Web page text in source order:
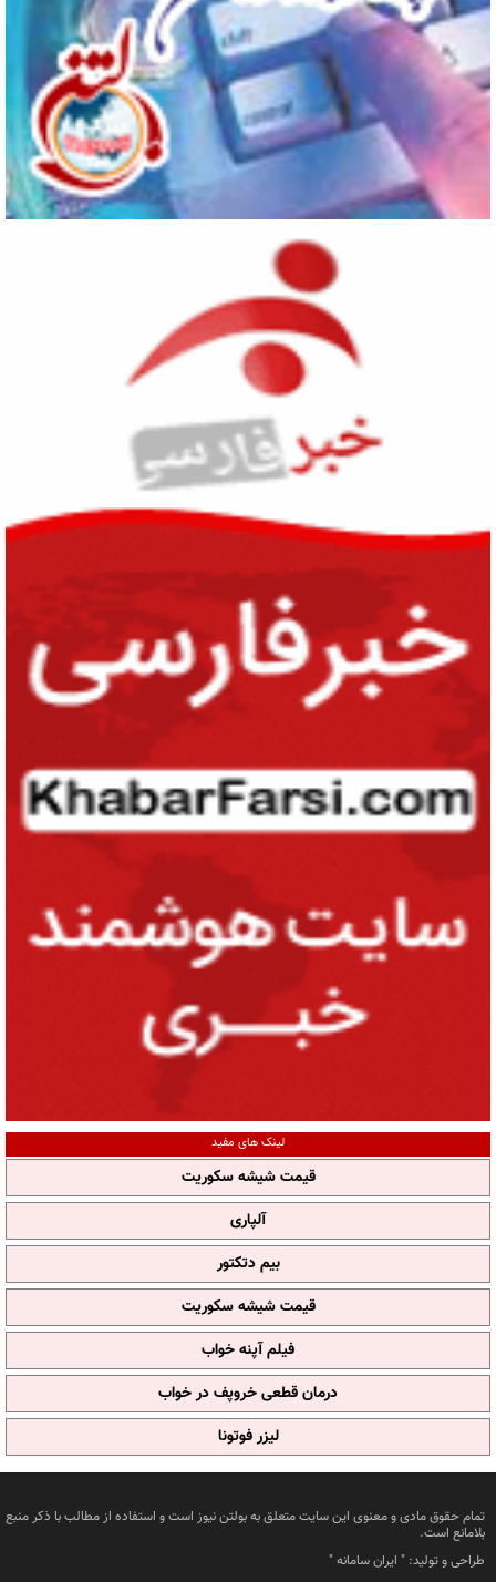
لینک های مفید
قیمت شیشه سکوریت
آلپاری
بیم دتکتور
قیمت شیشه سکوریت
فیلم آپنه خواب
درمان قطعی خروپف در خواب
لیزر فوتونا
تمام حقوق مادی و معنوی این سایت متعلق به بولتن نیوز است و استفاده از مطالب با ذکر منبع
بلامانع است.
طراحی و تولید: " ایران سامانه"